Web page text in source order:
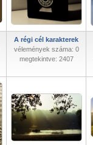
A régi cél karakterek
vélemények száma: 0
megtekintve: 2407